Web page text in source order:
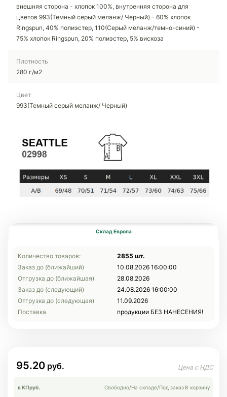
внешняя сторона - хлопок 100%, внутренняя сторона для
цветов 993(Темный серый меланж/ Черный) - 60% хлопок
Ringspun, 40% полиэстер, 110(Серый меланж/темно-синий) -
75% хлопок Ringspun, 20% полиэстер, 5% вискоза
Плотность
280 г/м2
Цвет
993(Темный серый меланж/ Черный)
Склад Европа
Количество товаров:
2855 шт.
Заказ до (ближайший)
10.08.2026 16:00:00
Отгрузка до (ближайшая)
28.08.2026
Заказ до (следующий)
24.08.2026 16:00:00
Отгрузка до (следующая)
11.09.2026
Поставка
продукции БЕЗ НАНЕСЕНИЯ!
95.20
в КПруб. Свободно/На складе/Под заказ В корзину